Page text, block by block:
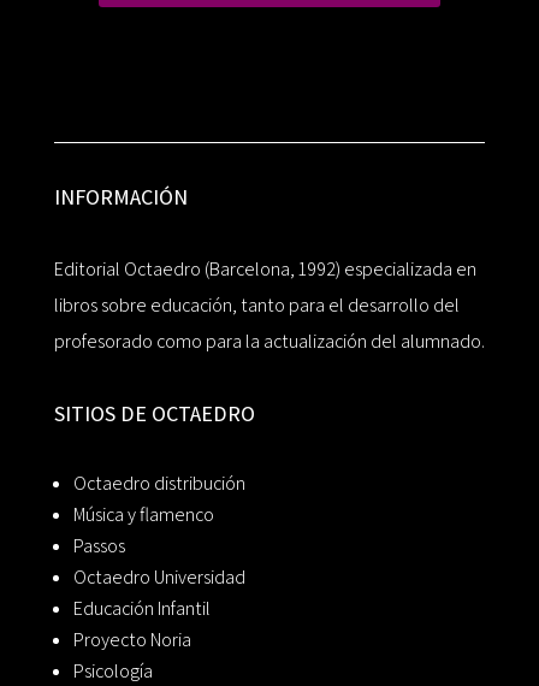
INFORMACIÓN
Editorial Octaedro (Barcelona, 1992) especializada en
libros sobre educación, tanto para el desarrollo del
profesorado como para la actualización del alumnado.
SITIOS DE OCTAEDRO
Octaedro distribución
Música y flamenco
Passos
Octaedro Universidad
Educación Infantil
Proyecto Noria
Psicología